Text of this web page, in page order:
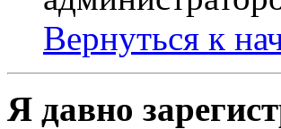
Вернуться к
Я давно